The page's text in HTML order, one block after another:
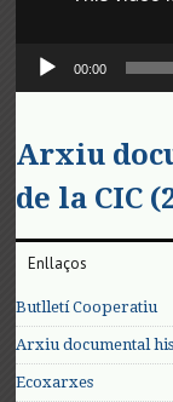
00:00
Arxiu
de la CIC
Enllaços
Butlletí Cooperatiu
Arxiu documental
Ecoxarxes